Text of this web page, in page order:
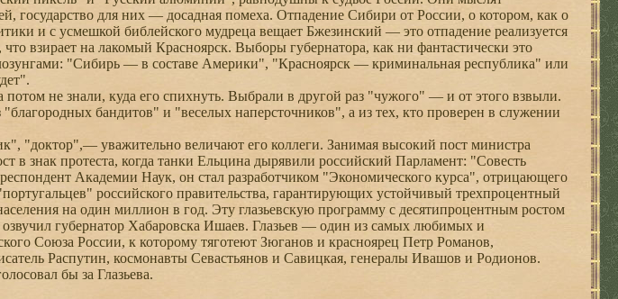
государство для них — досадная помеха. Отпадение Сибири от России, о котором, как о
и с усмешкой библейского мудреца вещает Бжезинский — это отпадение реализуется
взирает на лакомый Красноярск. Выборы губернатора, как ни фантастически это
"Сибирь — в составе Америки", "Красноярск — криминальная республика" или
не знали, куда его спихнуть. Выбрали в другой раз "чужого" — и от этого взвыли.
бандитов" и "веселых наперсточников", а из тех, кто проверен в служении
"доктор",— уважительно величают его коллеги. Занимая высокий пост министра
в знак протеста, когда танки Ельцина дырявили российский Парламент: "Совесть
Академии Наук, он стал разработчиком "Экономического курса", отрицающего
российского правительства, гарантирующих устойчивый трехпроцентный
на один миллион в год. Эту глазьевскую программу с десятипроцентным ростом
губернатор Хабаровска Ишаев. Глазьев — один из самых любимых и
Союза России, к которому тяготеют Зюганов и красноярец Петр Романов,
Распутин, космонавты Севастьянов и Савицкая, генералы Ивашов и Родионов.
бы за Глазьева.